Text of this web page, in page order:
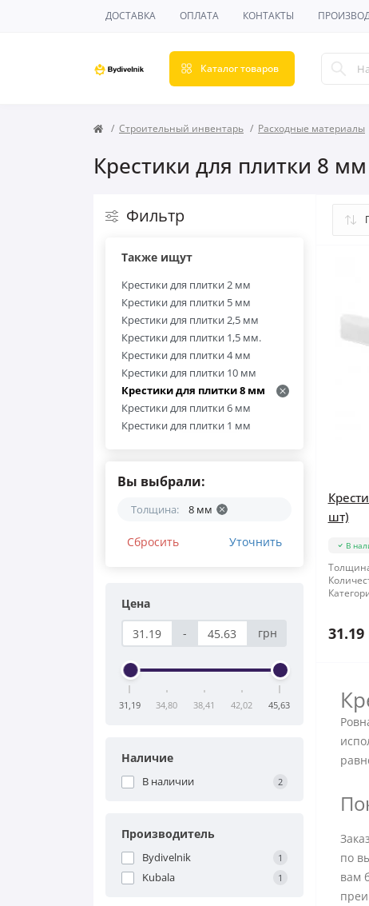
ДОСТАВКА ОПЛАТА КОНТАКТЫ
Каталог товаров
Строительный инвентарь Расходные материалы
Крестики для плитки 8
Фильтр
Также ищут
Крестики для плитки 2 мм
Крестики для плитки 5 мм
Крестики для плитки 2,5 мм
Крестики для плитки 1,5 мм.
Крестики для плитки 4 мм
Крестики для плитки 10 мм
Крестики для плитки 8 мм
Крестики для плитки 6 мм
Крестики для плитки 1 мм
Вы выбрали:
Толщина: 8 мм
Сбросить Уточнить
Цена
-
грн
31,19 34,80 38,41 42,02 45,63
Наличие
В наличии 2
Производитель
Bydivelnik 1
Kubala 1
шт)
В
31.19
по
вам